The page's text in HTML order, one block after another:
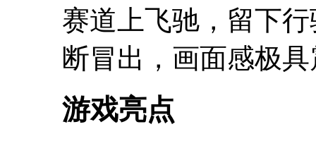
赛道上飞驰，留下
断冒出，画面感极
游戏亮点